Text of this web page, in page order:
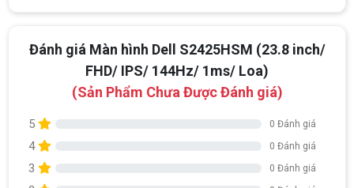
Đánh giá Màn hình Dell S2425HSM (23.8 inch/
FHD/ IPS/ 144Hz/ 1ms/ Loa)
(Sản Phẩm Chưa Được Đánh giá)
5 0 Đánh giá
4 0 Đánh giá
3 0 Đánh giá